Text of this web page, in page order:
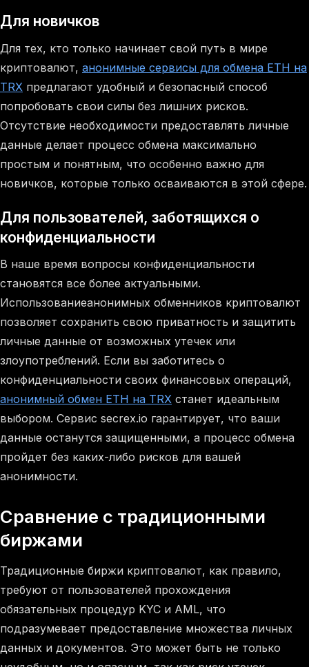
Для новичков
Для тех, кто только начинает свой путь в мире
криптовалют, анонимные сервисы для обмена ETH на
TRX предлагают удобный и безопасный способ
попробовать свои силы без лишних рисков.
Отсутствие необходимости предоставлять личные
данные делает процесс обмена максимально
простым и понятным, что особенно важно для
новичков, которые только осваиваются в этой сфере.
Для пользователей, заботящихся о
конфиденциальности
В наше время вопросы конфиденциальности
становятся все более актуальными.
Использованиеанонимных обменников криптовалют
позволяет сохранить свою приватность и защитить
личные данные от возможных утечек или
злоупотреблений. Если вы заботитесь о
конфиденциальности своих финансовых операций,
анонимный обмен ETH на TRX станет идеальным
выбором. Сервис secrex.io гарантирует, что ваши
данные останутся защищенными, а процесс обмена
пройдет без каких-либо рисков для вашей
анонимности.
Сравнение с традиционными
биржами
Традиционные биржи криптовалют, как правило,
требуют от пользователей прохождения
обязательных процедур KYC и AML, что
подразумевает предоставление множества личных
данных и документов. Это может быть не только